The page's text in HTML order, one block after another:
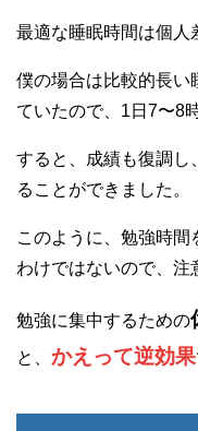
最適な睡眠時間は個人
僕の場合は比較的長い
ていたので、1日7〜8
すると、成績も復調し
ることができました。
このように、勉強時間
わけではないので、注
勉強に集中するための
と、 かえって逆効果